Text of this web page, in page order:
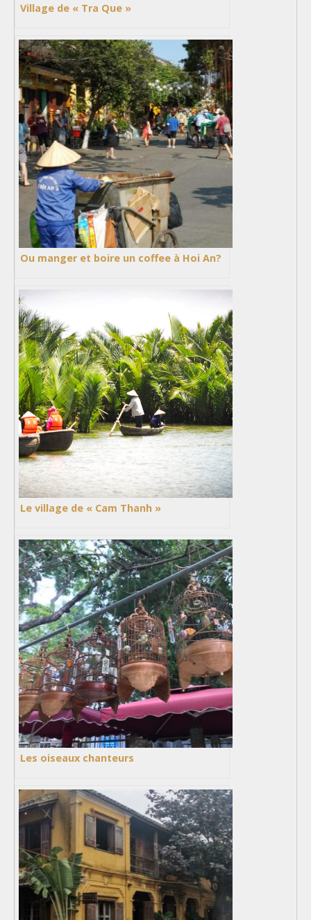
Village de « Tra Que »
Ou manger et boire un coffee à Hoi An?
Le village de « Cam Thanh »
Les oiseaux chanteurs